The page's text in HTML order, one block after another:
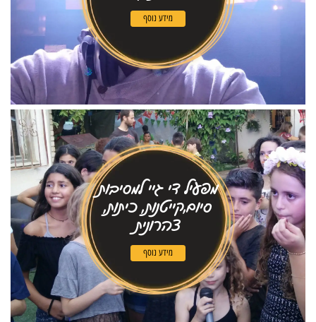
מידע נוסף
מפעיל די גיי למסיבות
סיום,קייטנות, כיתות,
צהרונית
מידע נוסף